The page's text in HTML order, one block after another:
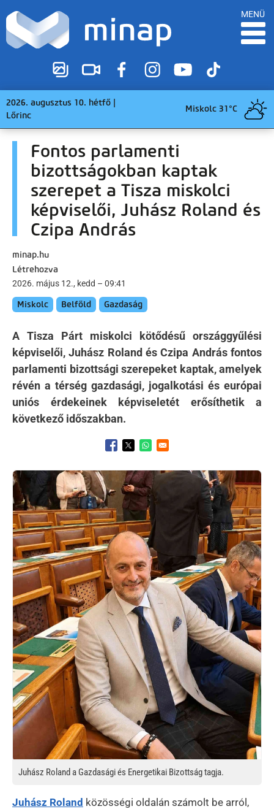
MENÜ
2026. augusztus 10. hétfő |
Lőrinc
Miskolc 31°C
Fontos parlamenti
bizottságokban kaptak
szerepet a Tisza miskolci
képviselői, Juhász Roland és
Czipa András
minap.hu
Létrehozva
2026. május 12., kedd – 09:41
Miskolc Belföld Gazdaság
A Tisza Párt miskolci kötődésű országgyűlési
képviselői, Juhász Roland és Czipa András fontos
parlamenti bizottsági szerepeket kaptak, amelyek
révén a térség gazdasági, jogalkotási és európai
uniós érdekeinek képviseletét erősíthetik a
következő időszakban.
Opens in a new window
Opens in a new window
Opens in a new window
Kép
Juhász Roland a Gazdasági és Energetikai Bizottság tagja.
Juhász Roland közösségi oldalán számolt be arról,